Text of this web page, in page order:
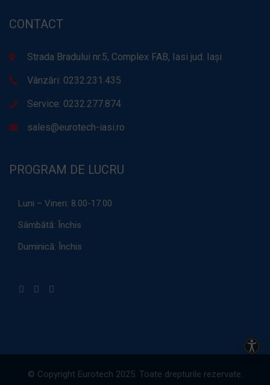
CONTACT
Strada Bradului nr.5, Complex FAB, Iasi jud. Iași
Vânzări: 0232.231.435
Service: 0232.277.874
sales@eurotech-iasi.ro
PROGRAM DE LUCRU
Luni – Vineri: 8.00-17.00
Sâmbătă: Închis
Duminică: Închis
© Copyright Eurotech 2025. Toate drepturile rezervate.